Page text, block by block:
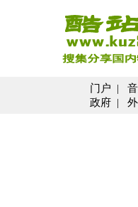
门户 |
政府 |